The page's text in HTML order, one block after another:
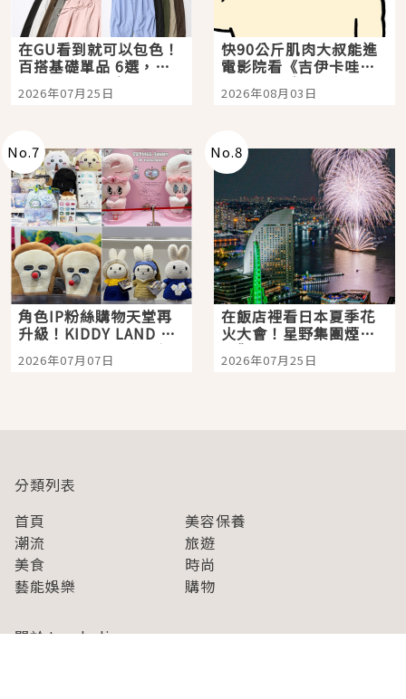
在GU看到就可以包色！
百搭基礎單品 6選，閉
眼全收也不心疼
2026年07月25日
快90公斤肌肉大叔能進
電影院看《吉伊卡哇》
嗎？日本重金屬樂團
「打首」會長與nagano
2026年08月03日
No.7
角色IP粉絲購物天堂再
升級！KIDDY LAND 原
宿店吉伊卡哇迎客，新
開幕 OMOKADO 店3分
2026年07月07日
No.8
在飯店裡看日本夏季花
火大會！星野集團煙火
景觀飯店6選，讓你不用
人擠人悠閒欣賞
2026年07月25日
分類列表
首頁
美容保養
潮流
旅遊
美食
時尚
藝能娛樂
購物
關於Japaholic